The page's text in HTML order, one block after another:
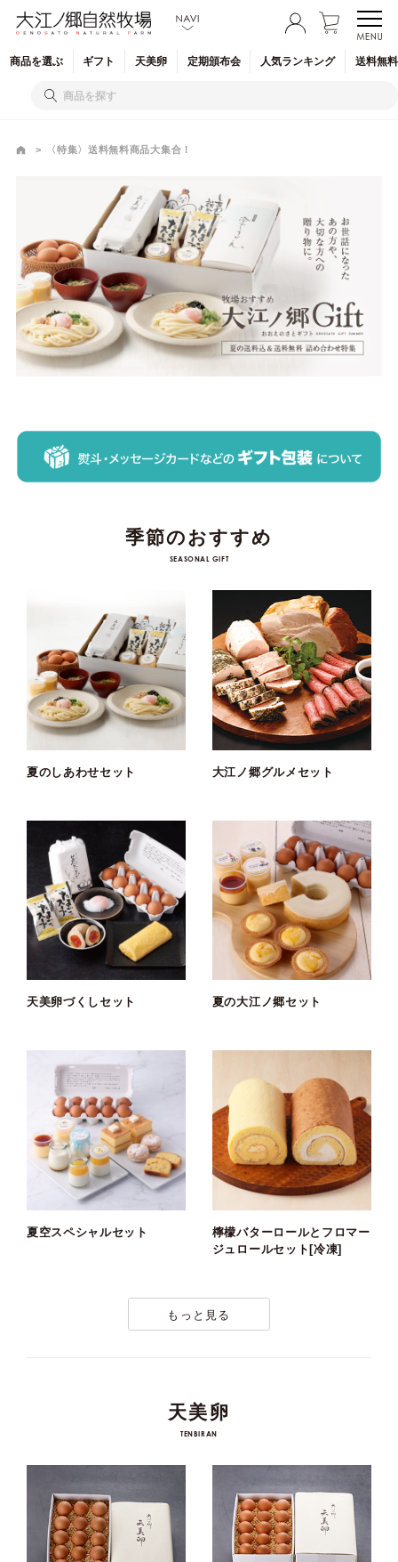
商品を選ぶ ギフト 天美卵 定期頒布会 人気ランキング 送料無
〈特集〉送料無料商品大集合！
季節のおすすめ
SEASONAL GIFT
夏のしあわせセット 大江ノ郷グルメセット
天美卵づくしセット 夏の大江ノ郷セット
夏空スペシャルセット
檸檬バターロールとフロマー
ジュロールセット[冷凍]
もっと見る
天美卵
TENBIRAN